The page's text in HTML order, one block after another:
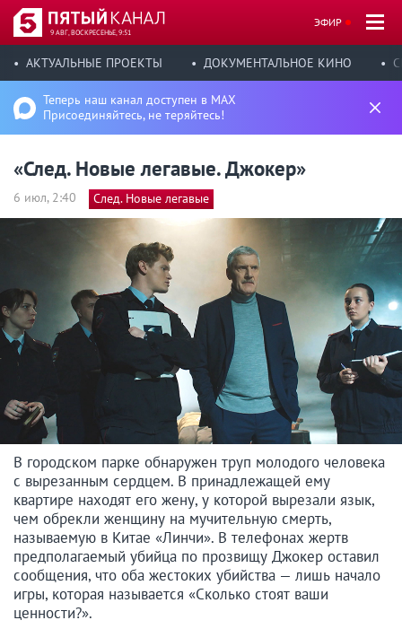
9 АВГ, ВОСКРЕСЕНЬЕ, 9:51
ЭФИР
АКТУАЛЬНЫЕ ПРОЕКТЫ ДОКУМЕНТАЛЬНОЕ КИНО
Теперь наш канал доступен в MAX
Присоединяйтесь, не теряйтесь!
«След. Новые легавые. Джокер»
6 июл, 2:40 След. Новые легавые
В городском парке обнаружен труп молодого человека
с вырезанным сердцем. В принадлежащей ему
квартире находят его жену, у которой вырезали язык,
чем обрекли женщину на мучительную смерть,
называемую в Китае «Линчи». В телефонах жертв
предполагаемый убийца по прозвищу Джокер оставил
сообщения, что оба жестоких убийства — лишь начало
игры, которая называется «Сколько стоят ваши
ценности?».